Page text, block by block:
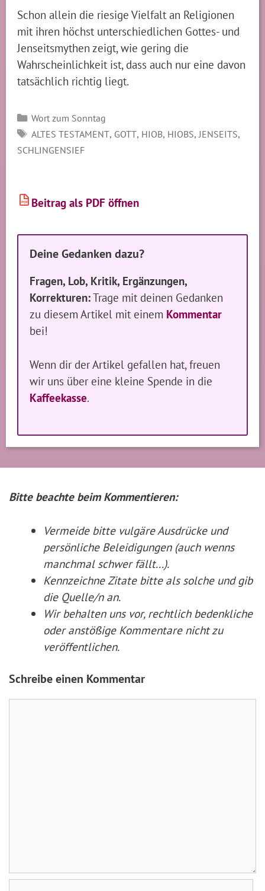
Schon allein die riesige Vielfalt an Religionen
mit ihren höchst unterschiedlichen Gottes- und
Jenseitsmythen zeigt, wie gering die
Wahrscheinlichkeit ist, dass auch nur eine davon
tatsächlich richtig liegt.
Kategorien
Wort zum Sonntag
SCHLAGWÖRTER
ALTES TESTAMENT, GOTT, HIOB, HIOBS,JENSEITS,
SCHLINGENSIEF
PDF Beitrag als PDF öffnen
Deine Gedanken dazu?
Fragen, Lob, Kritik, Ergänzungen,
Korrekturen:Trage mit deinen Gedanken
zu diesem Artikel mit einem Kommentar
bei!
Wenn dir der Artikel gefallen hat, freuen
wir uns über eine kleine Spende in die
Kaffeekasse.
Bitte beachte beim Kommentieren:
Vermeide bitte vulgäre Ausdrücke und
persönliche Beleidigungen (auch wenns
manchmal schwer fällt...).
Kennzeichne Zitate bitte als solche und gib
die Quelle/n an.
Wir behalten uns vor, rechtlich bedenkliche
oder anstößige Kommentare nicht zu
veröffentlichen.
Schreibe einen Kommentar